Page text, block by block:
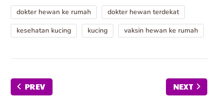
dokter hewan ke rumah
dokter hewan terdekat
kesehatan kucing
kucing vaksin hewan ke rumah
PREV NEXT